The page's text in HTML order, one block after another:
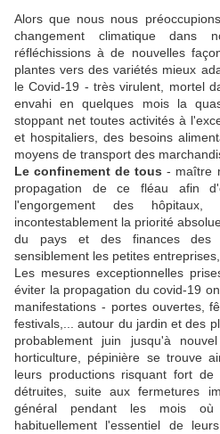
Alors que nous nous
changement climatique
réfléchissions à de nouvelles
plantes vers des variétés mieux
le Covid-19 - très virulent, mortel
envahi en quelques mois la
stoppant net toutes activités à
et hospitaliers, des besoins
moyens de transport des
Le confinement de tous - maître
propagation de ce fléau afin
l'engorgement des
incontestablement la priorité
du pays et des finances des
sensiblement les petites
Les mesures exceptionnelles
éviter la propagation du covid-19
manifestations - portes ouvertes,
festivals,...autour du jardin et des
probablement juin jusqu'à
horticulture, pépinière se trouve
leurs productions risquant fort de
détruites, suite aux fermetures
général pendant les mois où
habituellement l'essentiel de